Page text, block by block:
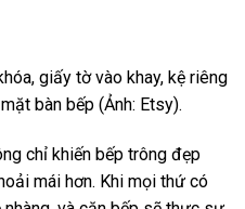
giấy tờ vào khay, kệ riêng
bàn bếp (Ảnh: Etsy).
chỉ khiến bếp trông đẹp
mái hơn. Khi mọi thứ có